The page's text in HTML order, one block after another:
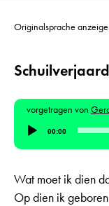
Originalsprache
vorgetragen von
Audio-
Player
00:00
Wat moet ik dien
Op dien ik